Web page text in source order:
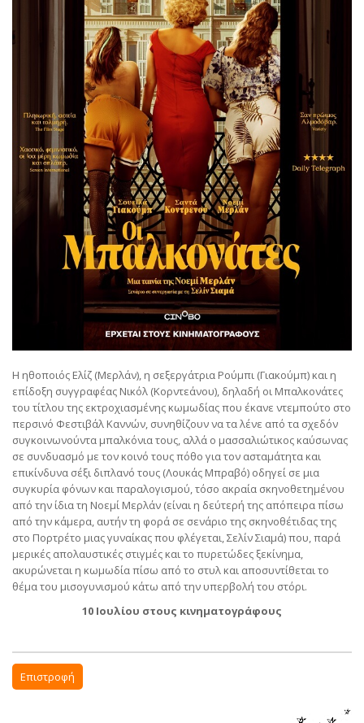
Η ηθοποιός Ελίζ (Μερλάν), η σεξεργάτρια Ρούμπι (Γιακούμπ) και η
επίδοξη συγγραφέας Νικόλ (Κορντεάνου), δηλαδή οι Μπαλκονάτες
του τίτλου της εκτροχιασμένης κωμωδίας που έκανε ντεμπούτο στο
περσινό Φεστιβάλ Καννών, συνηθίζουν να τα λένε από τα σχεδόν
συγκοινωνούντα μπαλκόνια τους, αλλά ο μασσαλιώτικος καύσωνας
σε συνδυασμό με τον κοινό τους πόθο για τον ασταμάτητα και
επικίνδυνα σέξι διπλανό τους (Λουκάς Μπραβό) οδηγεί σε μια
συγκυρία φόνων και παραλογισμού, τόσο ακραία σκηνοθετημένου
από την ίδια τη Νοεμί Μερλάν (είναι η δεύτερή της απόπειρα πίσω
από την κάμερα, αυτήν τη φορά σε σενάριο της σκηνοθέτιδας της
στο Πορτρέτο μιας γυναίκας που φλέγεται, Σελίν Σιαμά) που, παρά
μερικές απολαυστικές στιγμές και το πυρετώδες ξεκίνημα,
ακυρώνεται η κωμωδία πίσω από το στυλ και αποσυντίθεται το
θέμα του μισογυνισμού κάτω από την υπερβολή του στόρι.
10 Ιουλίου στους κινηματογράφους
Επιστροφή